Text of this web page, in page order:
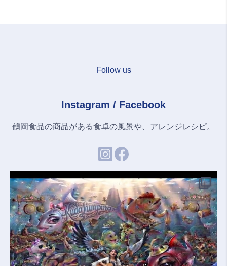
Follow us
Instagram / Facebook
鶴岡食品の商品がある食卓の風景や、アレンジレシピ。